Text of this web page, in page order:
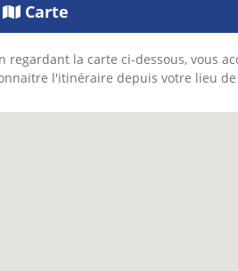
Carte
regardant la carte ci-dessous, vous
l'itinéraire depuis votre lieu